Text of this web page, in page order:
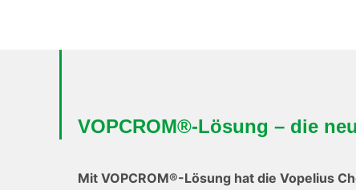
VOPCROM®-Lösung – die
Mit VOPCROM®-Lösung hat die Vopelius